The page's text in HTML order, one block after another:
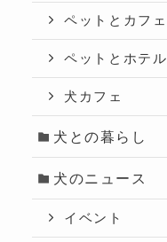
ペットとカフェ
ペットとホテル
犬カフェ
犬との暮らし
犬のニュース
イベント